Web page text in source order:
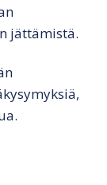
jättämistä.